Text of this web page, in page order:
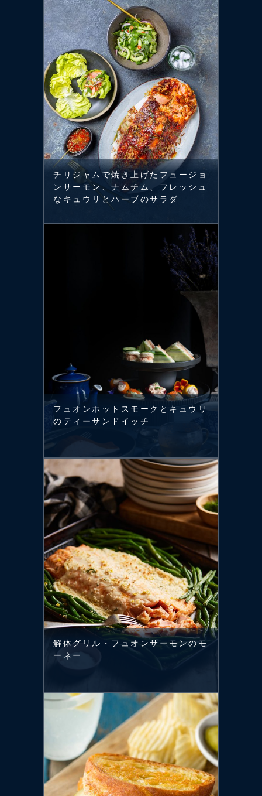
チリジャムで焼き上げたフュージョ
ンサーモン、ナムチム、フレッシュ
なキュウリとハーブのサラダ
フュオンホットスモークとキュウリ
のティーサンドイッチ
解体グリル・フュオンサーモンのモ
ーネー